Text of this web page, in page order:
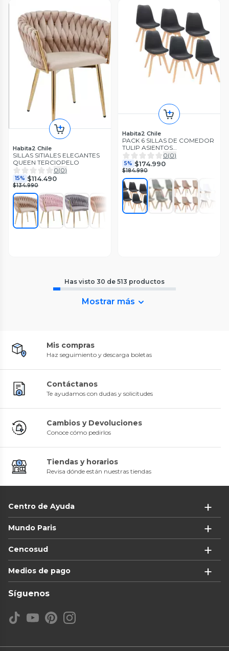
Habita2 Chile
SILLAS SITIALES ELEGANTES
QUEEN TERCIOPELO
0(0)
15% $114.490
$134.990
Habita2 Chile
PACK 6 SILLAS DE COMEDOR
TULIP ASIENTOS
ACOLCHADOS
0(0)
5% $174.990
$184.990
Has visto 30 de 513 productos
Mostrar más
Mis compras
Haz seguimiento y descarga boletas
Contáctanos
Te ayudamos con dudas y solicitudes
Cambios y Devoluciones
Conoce cómo pedirlos
Tiendas y horarios
Revisa dónde están nuestras tiendas
Centro de Ayuda
Mundo Paris
Cencosud
Medios de pago
Síguenos